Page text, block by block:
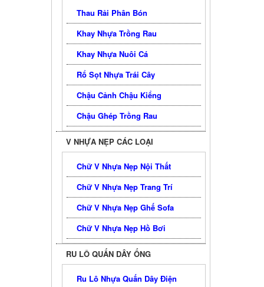
Thau Rải Phân Bón
Khay Nhựa Trồng Rau
Khay Nhựa Nuôi Cá
Rổ Sọt Nhựa Trái Cây
Chậu Cảnh Chậu Kiểng
Chậu Ghép Trồng Rau
V NHỰA NẸP CÁC LOẠI
Chữ V Nhựa Nẹp Nội Thất
Chữ V Nhựa Nẹp Trang Trí
Chữ V Nhựa Nẹp Ghế Sofa
Chữ V Nhựa Nẹp Hồ Bơi
RU LÔ QUẤN DÂY ỐNG
Ru Lô Nhựa Quấn Dây Điện